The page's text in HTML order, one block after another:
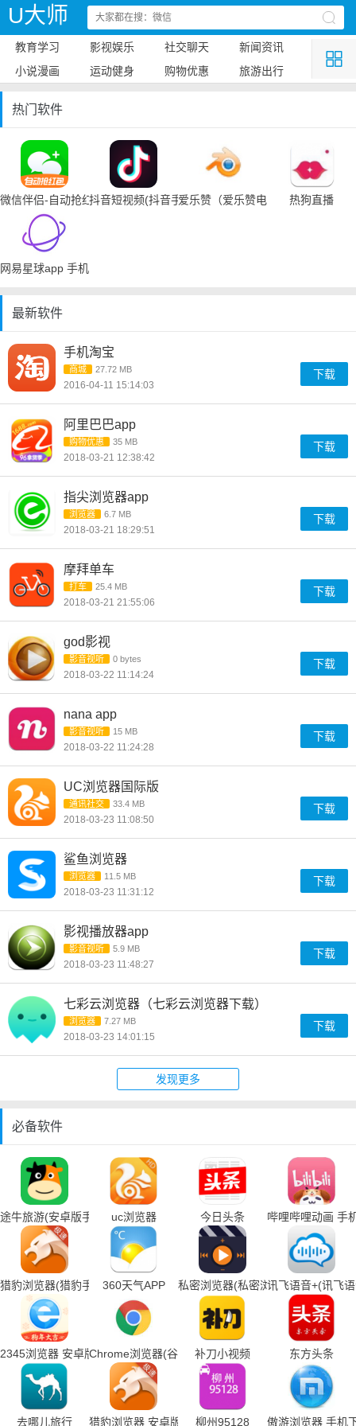
U大师
教育学习 影视娱乐 社交聊天
新闻资讯
小说漫画
运动健身 购物优惠 旅游出行
热门软件
微信伴侣-自动抢红包抖音短视频(抖音手机下载)爱乐赞（爱乐赞电脑手机下载）
热狗直播
网易星球app 手机下载
最新软件
手机淘宝
商城 27.72 MB
2016-04-11 15:14:03
下载
阿里巴巴app
购物优惠 35 MB
2018-03-21 12:38:42
下载
指尖浏览器app
浏览器 6.7 MB
2018-03-21 18:29:51
下载
摩拜单车
打车 25.4 MB
2018-03-21 21:55:06
下载
god影视
影音视听 0 bytes
2018-03-22 11:14:24
下载
nana app
影音视听 15 MB
2018-03-22 11:24:28
下载
UC浏览器国际版
通讯社交 33.4 MB
2018-03-23 11:08:50
下载
鲨鱼浏览器
浏览器 11.5 MB
2018-03-23 11:31:12
下载
影视播放器app
影音视听 5.9 MB
2018-03-23 11:48:27
下载
七彩云浏览器（七彩云浏览器下载）
浏览器 7.27 MB
2018-03-23 14:01:15
下载
发现更多
必备软件
途牛旅游(安卓版手机下载)uc浏览器 今日头条 哔哩哔哩动画 手
猎豹浏览器(猎豹手机浏览器下载)
360天气APP 私密浏览器(私密浏览器手机下载)
讯飞语音+(讯飞
2345浏览器 安卓版Chrome浏览器(谷歌浏览器手机下载)
补刀小视频 东方头条
去哪儿旅行 猎豹浏览器 安卓版 柳州95128 傲游浏览器 手机